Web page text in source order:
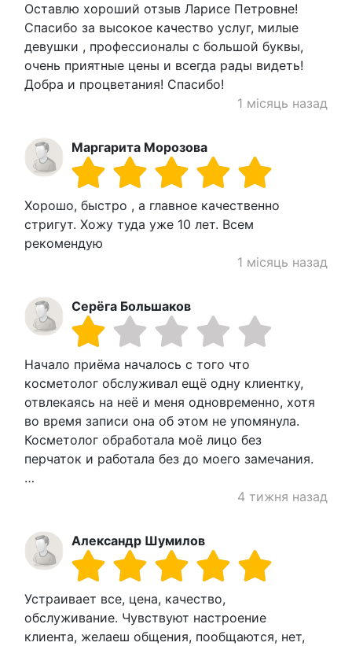
Оставлю хороший отзыв Ларисе Петровне!
Спасибо за высокое качество услуг, милые
девушки , профессионалы с большой буквы,
очень приятные цены и всегда рады видеть!
Добра и процветания! Спасибо!
1 місяць назад
Маргарита Морозова
Хорошо, быстро , а главное качественно
стригут. Хожу туда уже 10 лет. Всем
рекомендую
1 місяць назад
Серёга Большаков
Начало приёма началось с того что
косметолог обслуживал ещё одну клиентку,
отвлекаясь на неё и меня одновременно, хотя
во время записи она об этом не упомянула.
Косметолог обработала моё лицо без
перчаток и работала без до моего замечания.
…
4 тижня назад
Александр Шумилов
Устраивает все, цена, качество,
обслуживание. Чувствуют настроение
клиента, желаеш общения, пообщаются, нет,